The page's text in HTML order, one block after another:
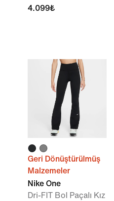
4.099₺
Geri Dönüştürülmüş
Malzemeler
Nike One
Dri-FIT Bol Paçalı Kız